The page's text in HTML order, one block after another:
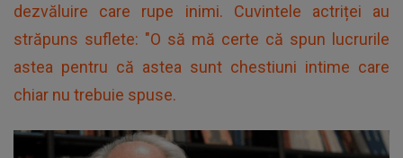
dezvăluire care rupe inimi. Cuvintele actriței au
străpuns suflete: "O să mă certe că spun lucrurile
astea pentru că astea sunt chestiuni intime care
chiar nu trebuie spuse.